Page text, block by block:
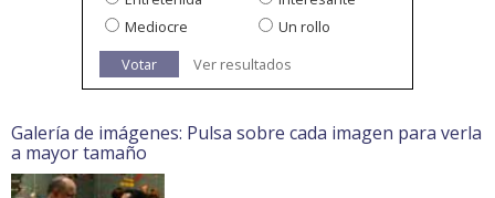
Mediocre
Un rollo
Votar
Ver resultados
Galería de imágenes: Pulsa sobre cada imagen para verla
a mayor tamaño